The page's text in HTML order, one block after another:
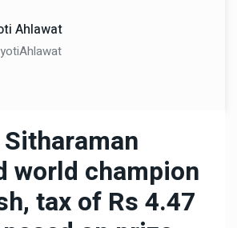
Ahlawat
world champion
tax of Rs 4.47